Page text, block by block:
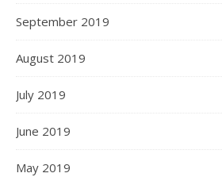
September 2019
August 2019
July 2019
June 2019
May 2019